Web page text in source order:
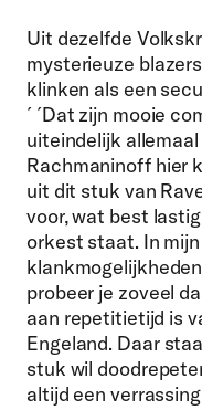
Uit dezelfde
mysterieuze
klinken als een
´ ´Dat zijn mooie
uiteindelijk
Rachmaninoff hier
uit dit stuk van
voor, wat best
orkest staat. In
probeer je zoveel
aan repetitietijd is
Engeland. Daar
stuk wil
altijd een